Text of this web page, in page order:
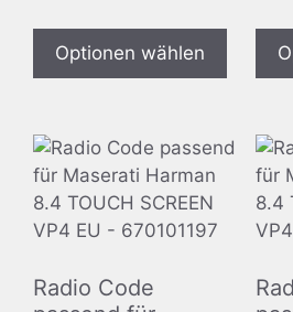
Optionen wählen
Radio Code